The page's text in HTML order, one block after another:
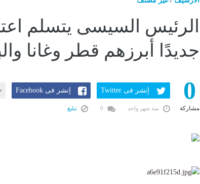
جديدًا أبرزهم قطر وغانا
0
مشاركة
إنشر فى Twitter إنشر فى Facebook
منذ شهر واحد تبليغ